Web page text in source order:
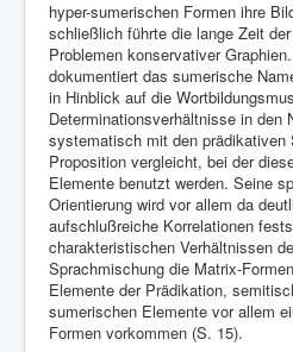
hyper-sumerischen Formen ihre
schließlich führte die lange Zeit
Problemen konservativer
dokumentiert das sumerische
in Hinblick auf die
Determinationsverhältnisse in den
systematisch mit den prädikativen
Proposition vergleicht, bei der
Elemente benutzt werden. Seine
Orientierung wird vor allem da
aufschlußreiche Korrelationen
charakteristischen Verhältnissen
Sprachmischung die Matrix-
Elemente der Prädikation,
sumerischen Elemente vor allem
Formen vorkommen (S. 15).